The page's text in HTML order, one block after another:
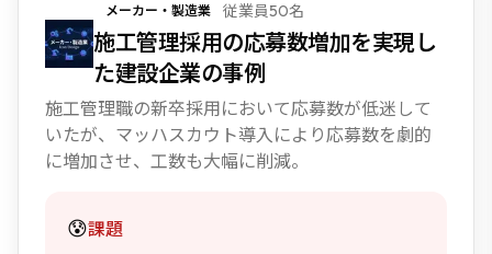
メーカー・製造業 従業員50名
施工管理採用の応募数増加を実現し
た建設企業の事例
施工管理職の新卒採用において応募数が低迷して
いたが、マッハスカウト導入により応募数を劇的
に増加させ、工数も大幅に削減。
😰課題